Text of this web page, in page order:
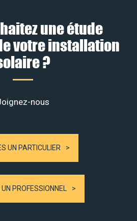
une étude
votre installation
?
nous
UN PARTICULIER
PROFESSIONNEL